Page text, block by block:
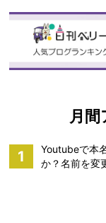
月
1
Youtubeで本
か？名前を変